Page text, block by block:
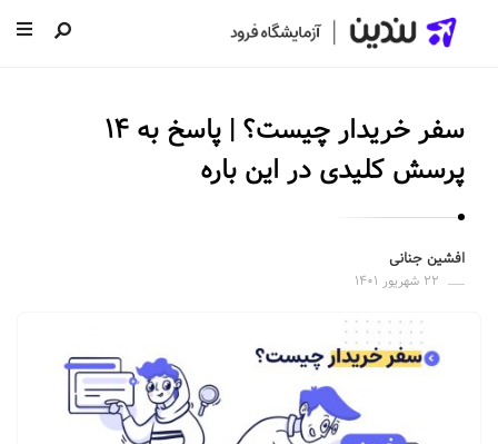
سفر خریدار چیست؟ | پاسخ به ۱۴
پرسش کلیدی در این باره
افشین جنانی
۲۲ شهریور ۱۴۰۱